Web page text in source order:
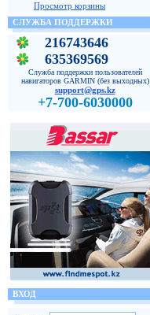
Просмотр корзины
СЛУЖБА ПОДДЕРЖКИ
216743646
635369569
Служба поддержки пользователей
навигаторов GARMIN (без выходных)
support@gps.kz
+7-700-6030000
ВХОД